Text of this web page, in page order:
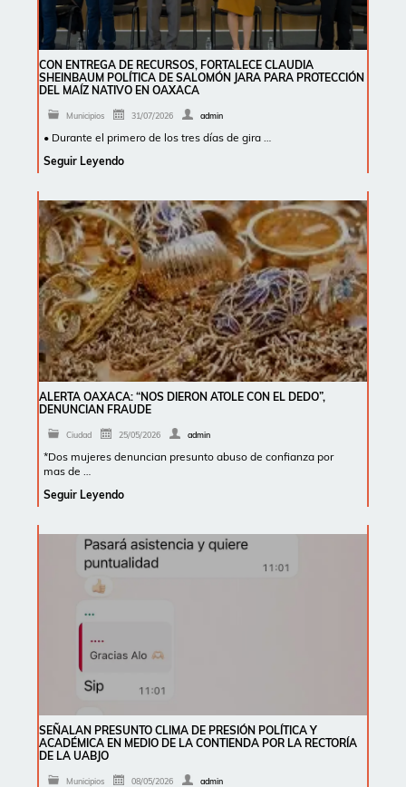
CON ENTREGA DE RECURSOS, FORTALECE CLAUDIA
SHEINBAUM POLÍTICA DE SALOMÓN JARA PARA PROTECCIÓN
DEL MAÍZ NATIVO EN OAXACA
Municipios 31/07/2026 admin
• Durante el primero de los tres días de gira …
Seguir Leyendo
ALERTA OAXACA: “NOS DIERON ATOLE CON EL DEDO”,
DENUNCIAN FRAUDE
Ciudad 25/05/2026 admin
*Dos mujeres denuncian presunto abuso de confianza por
mas de …
Seguir Leyendo
SEÑALAN PRESUNTO CLIMA DE PRESIÓN POLÍTICA Y
ACADÉMICA EN MEDIO DE LA CONTIENDA POR LA RECTORÍA
DE LA UABJO
Municipios 08/05/2026 admin